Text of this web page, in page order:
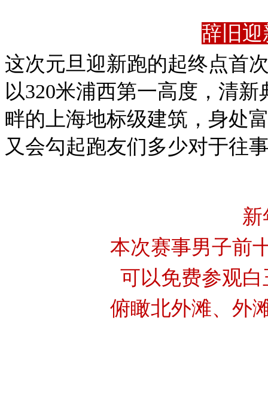
辞旧迎
这次元旦迎新跑的起终点首
以320米浦西第一高度，清
畔的上海地标级建筑，身处
又会勾起跑友们多少对于往
新
本次赛事男子前
可以免费参观
俯瞰北外滩、外